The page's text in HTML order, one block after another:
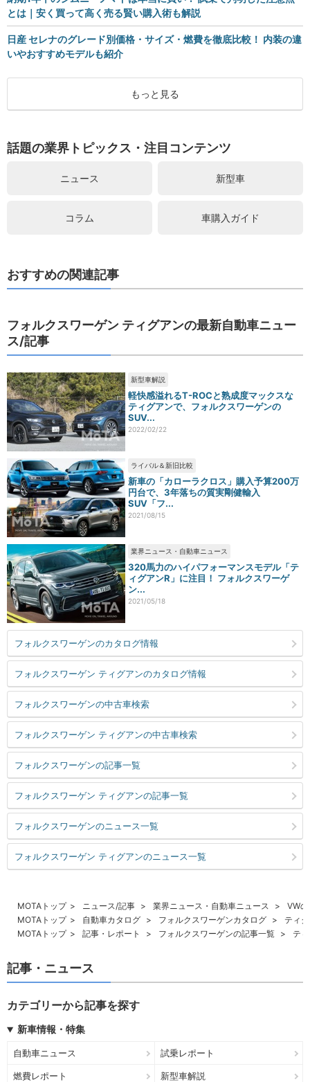
とは｜安く買って高く売る賢い購入術も解説
日産 セレナのグレード別価格・サイズ・燃費を徹底比較！ 内装の違
いやおすすめモデルも紹介
もっと見る
話題の業界トピックス・注目コンテンツ
ニュース 新型車
コラム 車購入ガイド
おすすめの関連記事
フォルクスワーゲン ティグアンの最新自動車ニュー
ス/記事
新型車解説
軽快感溢れるT-ROCと熟成度マックスな
ティグアンで、フォルクスワーゲンの
SUV...
2022/02/22
ライバル＆新旧比較
新車の「カローラクロス」購入予算200万
円台で、3年落ちの質実剛健輸入
SUV「フ...
2021/08/15
業界ニュース・自動車ニュース
320馬力のハイパフォーマンスモデル「テ
ィグアンR」に注目！ フォルクスワーゲ
ン...
2021/05/18
フォルクスワーゲンのカタログ情報
フォルクスワーゲン ティグアンのカタログ情報
フォルクスワーゲンの中古車検索
フォルクスワーゲン ティグアンの中古車検索
フォルクスワーゲンの記事一覧
フォルクスワーゲン ティグアンの記事一覧
フォルクスワーゲンのニュース一覧
フォルクスワーゲン ティグアンのニュース一覧
MOTAトップ ニュース/記事 業界ニュース・自動車ニュース
VW
MOTAトップ
自動車カタログ フォルクスワーゲンカタログ
ティ
MOTAトップ
記事・レポート フォルクスワーゲンの記事一覧 テ
記事・ニュース
カテゴリーから記事を探す
新車情報・特集
自動車ニュース 試乗レポート
燃費レポート 新型車解説